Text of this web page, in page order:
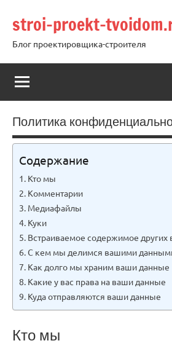
содержимому
stroi-proekt-
Блог проектировщика-строителя
Политика
Содержание
Кто мы
Комментарии
Медиафайлы
Куки
Встраиваемое содержимое других
С кем мы делимся вашими
Как долго мы храним ваши данные
Какие у вас права на ваши данные
Куда отправляются ваши данные
Кто мы